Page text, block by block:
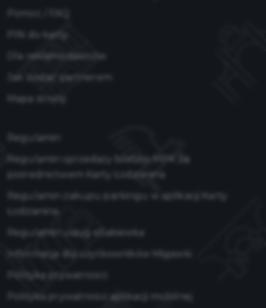
PIN do karty
Dla reklamodawców
Jak zostać partnerem
Mapa strony
Regulamin
Regulamin sprzedaży biletów MPK za
pośrednictwem Karty Łodzianina
Regulamin zakupu parkingu w aplikacji Karty
Łodzianina
Regulamin usług eSakiewka
Informacja dla użytkowników Migawki
Polityka prywatności
Polityka prywatności aplikacji mobilnej